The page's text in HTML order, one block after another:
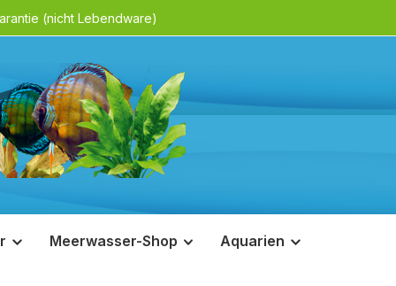
(nicht Lebendware)
Meerwasser-Shop Aquarien